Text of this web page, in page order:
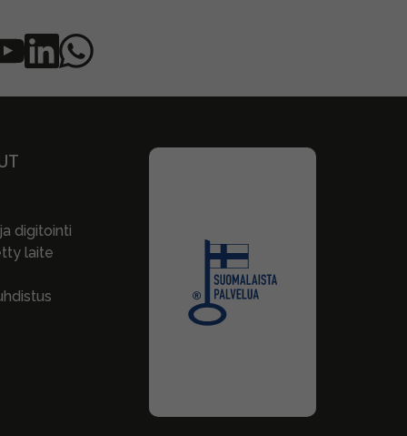
digitointi
laite